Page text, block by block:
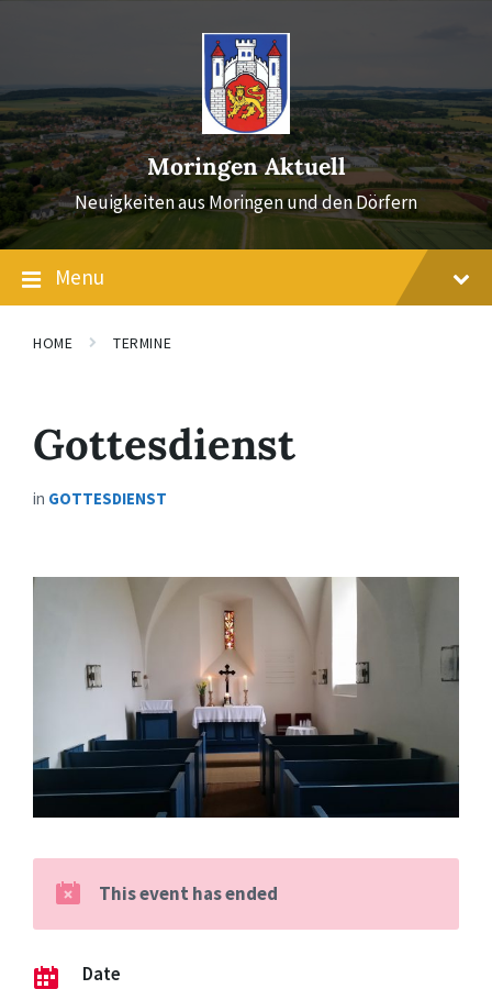
Moringen Aktuell
Neuigkeiten aus Moringen und den Dörfern
Menu
HOME TERMINE
Gottesdienst
in GOTTESDIENST
This event has ended
Date